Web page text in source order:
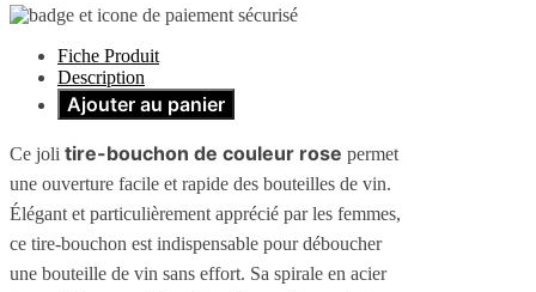
Fiche Produit
Description
Ajouter au panier
Ce joli tire-bouchon de couleur rose permet
une ouverture facile et rapide des bouteilles de vin.
Élégant et particulièrement apprécié par les femmes,
ce tire-bouchon est indispensable pour déboucher
une bouteille de vin sans effort. Sa spirale en acier